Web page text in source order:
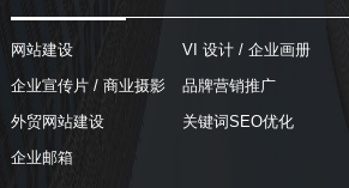
网站建设 VI 设计 / 企业画册
企业宣传片 / 商业摄影
品牌营销推广
外贸网站建设
关键词SEO优化
企业邮箱